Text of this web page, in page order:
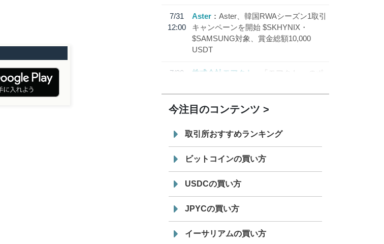
7/31
12:00
Aster
Aster、韓国RWAシーズン1取引
キャンペーンを開始 $SKHYNIX・
$SAMSUNG対象、賞金総額10,000
USDT
7/30
株式会社モアクト
「モアクト」 のポ
「 JPYC」を追加
19:30
てステーブルコイン「JPYSC」徹底解
説セミナーを開催
今注目のコンテンツ
取引所おすすめランキング
ビットコインの買い方
USDCの買い方
JPYCの買い方
イーサリアムの買い方